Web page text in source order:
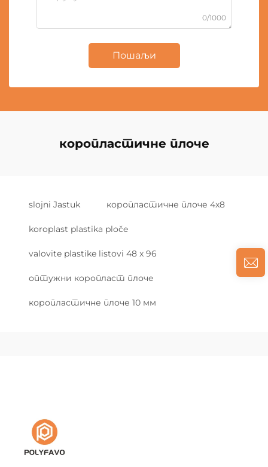
0/1000
Пошаљи
коропластичне плоче
slojni Jastuk коропластичне плоче 4x8
koroplast plastika ploče
valovite plastike listovi 48 x 96
оптужни коропласт плоче
коропластичне плоче 10 мм